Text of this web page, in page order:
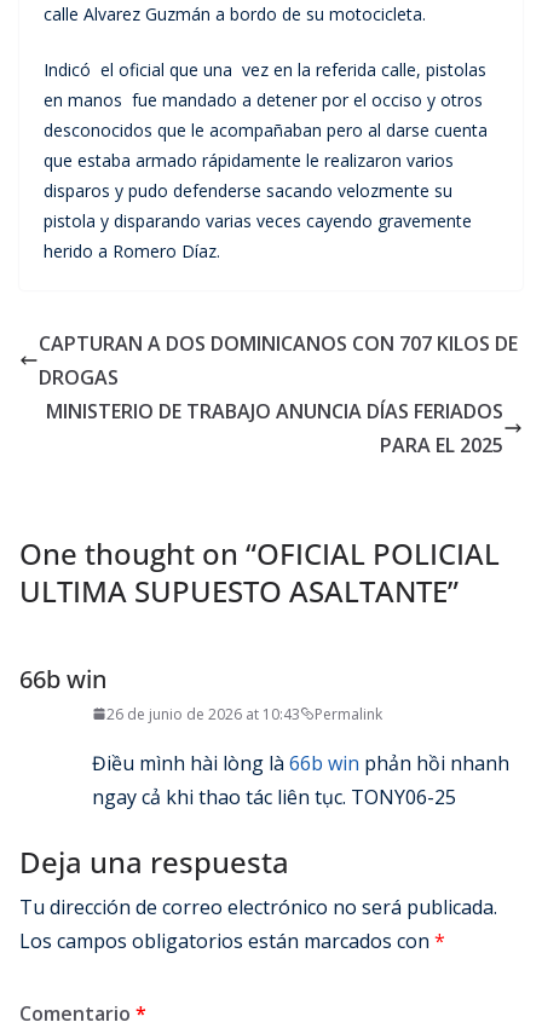
calle Alvarez Guzmán a bordo de su motocicleta.
Indicó el oficial que una vez en la referida calle, pistolas
en manos fue mandado a detener por el occiso y otros
desconocidos que le acompañaban pero al darse cuenta
que estaba armado rápidamente le realizaron varios
disparos y pudo defenderse sacando velozmente su
pistola y disparando varias veces cayendo gravemente
herido a Romero Díaz.
CAPTURAN A DOS DOMINICANOS CON 707 KILOS DE
DROGAS
MINISTERIO DE TRABAJO ANUNCIA DÍAS FERIADOS
PARA EL 2025
One thought on “OFICIAL POLICIAL
ULTIMA SUPUESTO ASALTANTE”
66b win
26 de junio de 2026 at 10:43 Permalink
Điều mình hài lòng là 66b win phản hồi nhanh
ngay cả khi thao tác liên tục. TONY06-25
Deja una respuesta
Tu dirección de correo electrónico no será publicada.
Los campos obligatorios están marcados con *
Comentario *